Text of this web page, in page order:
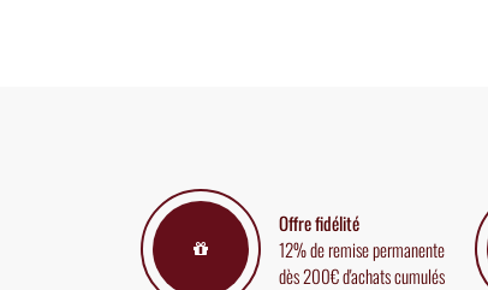
Offre fidélité
12% de remise permanente
dès 200€ d'achats cumulés